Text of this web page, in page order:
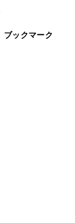
ブックマーク